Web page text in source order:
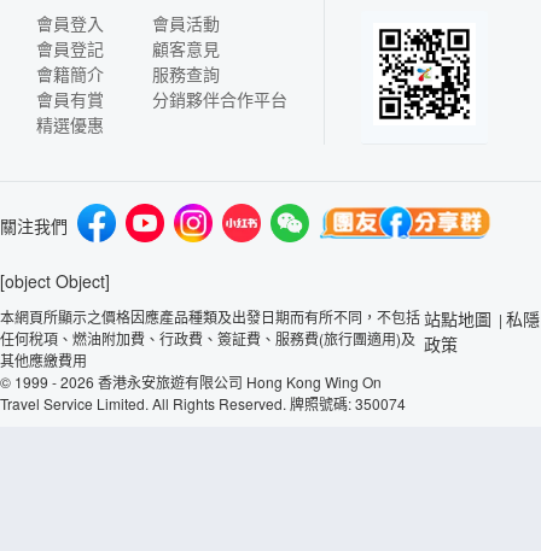
會員登入
會員登記
會籍簡介
會員有賞
精選優惠
會員活動
顧客意見
服務查詢
分銷夥伴合作平台
關注我們
[object Object]
本網頁所顯示之價格因應產品種類及出發日期而有所不同，不包括
任何稅項、燃油附加費、行政費、簽証費、服務費(旅行團適用)及
其他應繳費用
© 1999 - 2026 香港永安旅遊有限公司 Hong Kong Wing On
Travel Service Limited. All Rights Reserved. 牌照號碼: 350074
站點地圖 | 私隱
政策